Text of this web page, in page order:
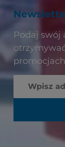
Podaj swój